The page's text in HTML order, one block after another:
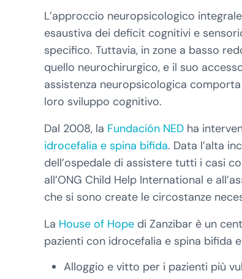
L’approccio neuropsicologico
esaustiva dei deficit cognitivi e
specifico. Tuttavia, in zone a basso
quello neurochirurgico, e il suo
assistenza neuropsicologica
loro sviluppo cognitivo.
Dal 2008, la Fundación NED ha
idrocefalia e spina bifida. Data l’alta
dell’ospedale di assistere tutti i casi
all’ONG Child Help International e
che si sono create le circostanze
La House of Hope di Zanzibar è un
pazienti con idrocefalia e spina bifida
Alloggio e vitto per i pazienti più